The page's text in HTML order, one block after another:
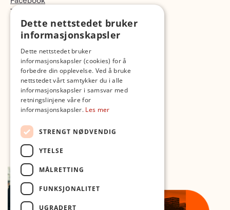
TikTok
Fotopodden
Dette nettstedet bruker
informasjonskapsler
Dette nettstedet bruker
informasjonskapsler (cookies) for å
forbedre din opplevelse. Ved å bruke
nettstedet vårt samtykker du i alle
informasjonskapsler i samsvar med
retningslinjene våre for
informasjonskapsler. Les mer
STRENGT NØDVENDIG
YTELSE
MÅLRETTING
FUNKSJONALITET
UGRADERT